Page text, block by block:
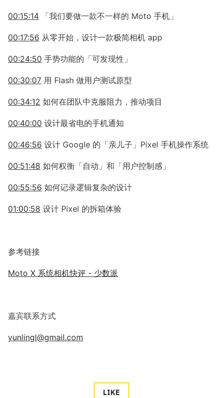
00:15:14 「我们要做一款不一样的 Moto 手机」
00:17:56 从零开始，设计一款极简相机 app
00:24:50 手势功能的「可发现性」
00:30:07 用 Flash 做用户测试原型
00:34:12 如何在团队中克服阻力，推动项目
00:40:00 设计最省电的手机通知
00:46:56 设计 Google 的「亲儿子」Pixel 手机操作系统
00:51:48 如何权衡「自动」和「用户控制感」
00:55:56 如何记录逻辑复杂的设计
01:00:58 设计 Pixel 的拆箱体验
参考链接
Moto X 系统相机快评 - 少数派
嘉宾联系方式
yunlingl@gmail.com
LIKE